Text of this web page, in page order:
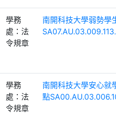
學務
處：法
令規章
南開科技大學弱勢學
學務
處：法
令規章
南開科技大學安心就
點